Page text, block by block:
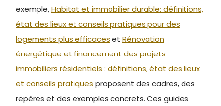
exemple,Habitat et immobilier durable: définitions,
état des lieux et conseils pratiques pour des
logements plus efficaces et Rénovation
énergétique et financement des projets
immobiliers résidentiels : définitions, état des lieux
et conseils pratiques proposent des cadres, des
repères et des exemples concrets. Ces guides